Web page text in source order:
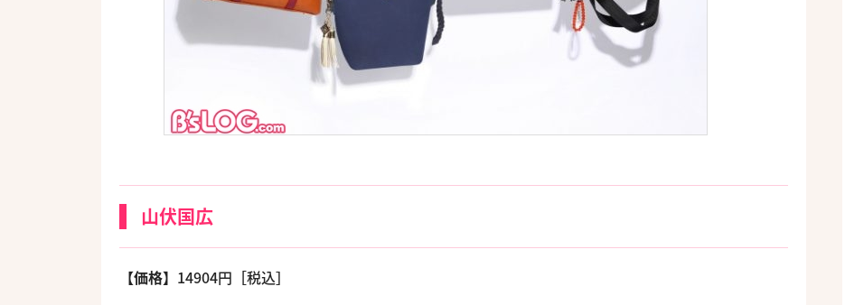
山伏国広
【価格】 14904円［税込］